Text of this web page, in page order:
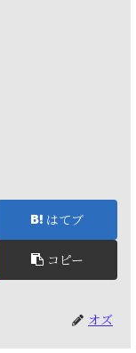
はてブ
コピー
オズ